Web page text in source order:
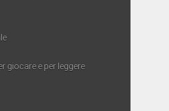
giocare e per leggere